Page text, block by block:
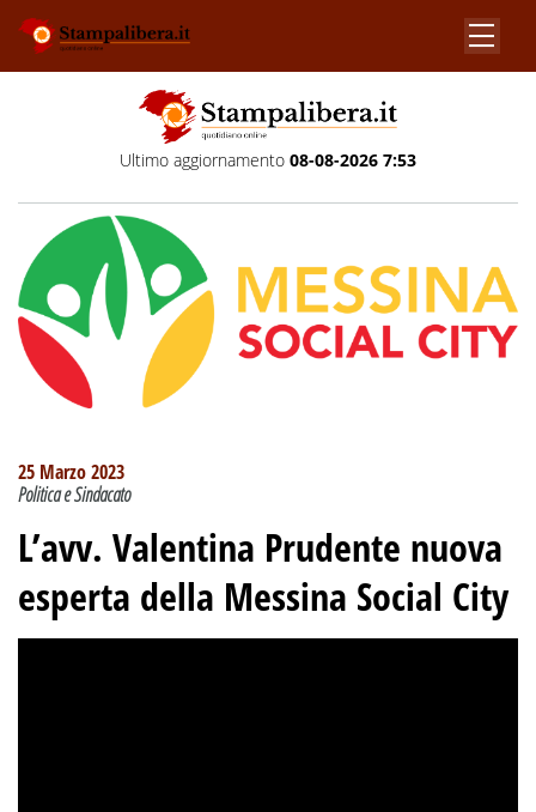
Ultimo aggiornamento 08-08-2026 7:53
25 Marzo 2023
Politica e Sindacato
L’avv. Valentina Prudente nuova
esperta della Messina Social City